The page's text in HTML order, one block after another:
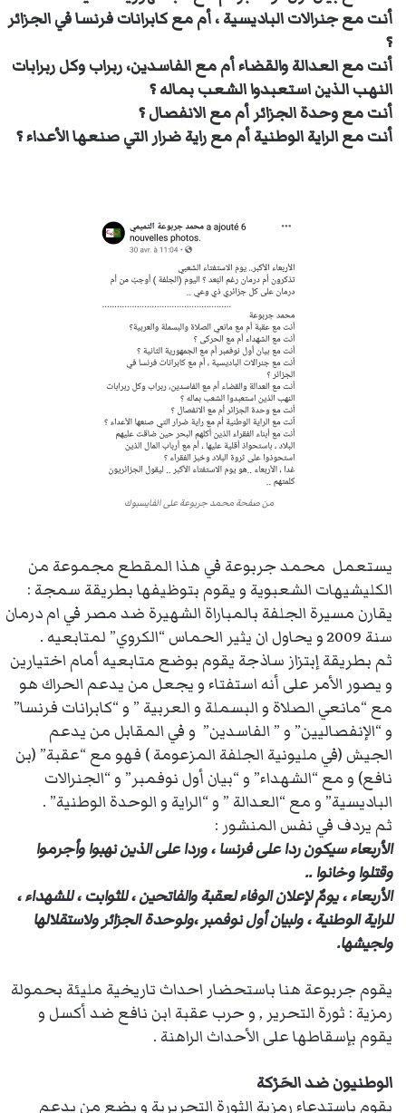
أنت مع جنرالات الباديسية ، أم مع كابرانات فرنسا في الجزائر
؟
أنت مع العدالة والقضاء أم مع الفاسدين، ربراب وكل ربرابات
النهب الذين استعبدوا الشعب بماله ؟
أنت مع وحدة الجزائر أم مع الانفصال ؟
أنت مع الراية الوطنية أم مع راية ضرار التي صنعها الأعداء ؟
من صفحة محمد جربوعة على الفايسبوك
يستعمل محمد جربوعة في هذا المقطع مجموعة من
الكليشيهات الشعبوية و يقوم بتوظيفها بطريقة سمجة :
يقارن مسيرة الجلفة بالمباراة الشهيرة ضد مصر في ام درمان
سنة 2009 و يحاول ان يثير الحماس “الكروي” لمتابعيه .
ثم بطريقة إبتزاز ساذجة يقوم بوضع متابعيه أمام اختيارين
و يصور الأمر على أنه استفتاء و يجعل من يدعم الحراك هو
مع “مانعي الصلاة و البسملة و العربية ” و “كابرانات فرنسا”
و “الإنفصاليين” و ” الفاسدين” و في المقابل من يدعم
الجيش (في مليونية الجلفة المزعومة ) فهو مع “عقبة” (بن
نافع) و مع “الشهداء” و “بيان أول نوفمبر” و “الجنرالات
الباديسية” و مع “العدالة ” و “الراية و الوحدة الوطنية” .
ثم يردف في نفس المنشور :
الأربعاء سيكون ردا على فرنسا ، وردا على الذين نهبوا وأجرموا
وقتلوا وخانوا..
الأربعاء ، يومٌ لإعلان الوفاء لعقبة والفاتحين ، للثوابت ، للشهداء ،
للراية الوطنية ، ولبيان أول نوفمبر ،ولوحدة الجزائر ولاستقلالها
ولجيشها.
يقوم جربوعة هنا باستحضار احداث تاريخية مليئة بحمولة
رمزية : ثورة التحرير , و حرب عقبة ابن نافع ضد أكسل و
يقوم بإسقاطها على الأحداث الراهنة .
الوطنيون ضد الحَرْكة
يقوم باستدعاء رمزية الثورة التحريرية و يضع من يدعم